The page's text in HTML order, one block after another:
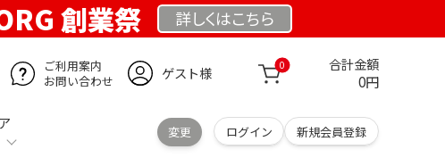
創業祭 詳しくはこちら
ご利用案内
お問い合わせ
ゲスト様 0 合計金額
0円
変更 ログイン 新規会員登録